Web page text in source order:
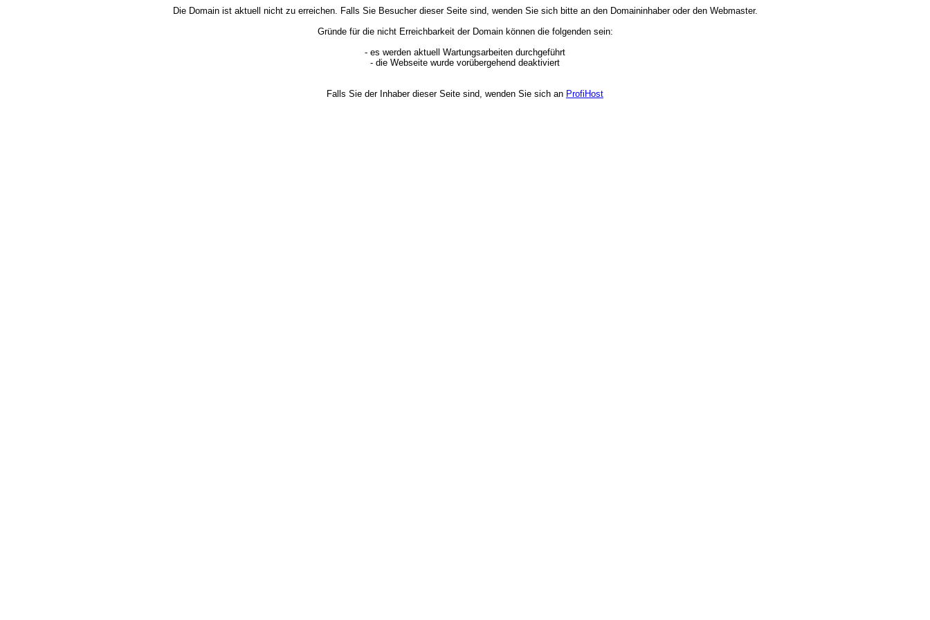
Die Domain ist aktuell nicht zu erreichen. Falls Sie Besucher dieser Seite sind, wenden Sie sich bitte an den Domaininhaber oder den Webmaster.
Gründe für die nicht Erreichbarkeit der Domain können die folgenden sein:
- es werden aktuell Wartungsarbeiten durchgeführt
- die Webseite wurde vorübergehend deaktiviert
Falls Sie der Inhaber dieser Seite sind, wenden Sie sich an ProfiHost